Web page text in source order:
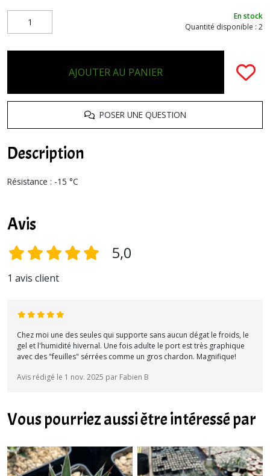
En stock
Quantité disponible : 2
AJOUTER AU PANIER
POSER UNE QUESTION
Description
Résistance : -15 °C
Avis
5,0
1 avis client
Chez moi une des seules qui supporte sans aucun dégat le froids, le
gel et l'humidité hivernal. Une fois adulte le port est très graphique
avec des "feuilles" sérrées comme un gros chardon. Magnifique!
Avis rédigé le 1 nov. 2025 par Fabien B
Vous pourriez aussi être intéressé par